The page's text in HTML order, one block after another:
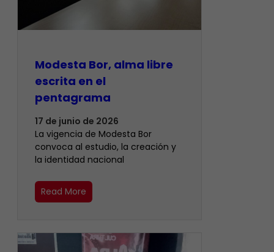
Modesta Bor, alma libre
escrita en el
pentagrama
17 de junio de 2026
La vigencia de Modesta Bor
convoca al estudio, la creación y
la identidad nacional
Read More